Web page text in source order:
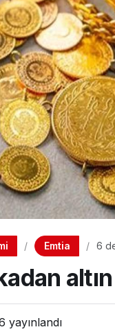
Emtia 6
yayınlandı